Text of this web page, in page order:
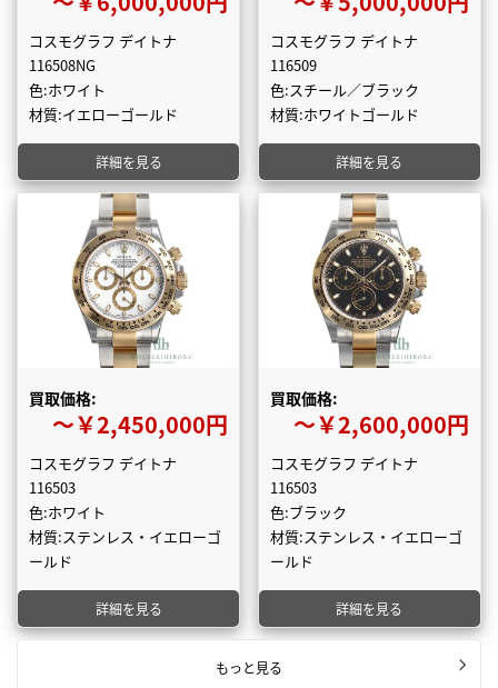
コスモグラフ デイトナ
116508NG
色:ホワイト
材質:イエローゴールド
詳細を見る
コスモグラフ デイトナ
116509
色:スチール／ブラック
材質:ホワイトゴールド
詳細を見る
買取価格:
〜￥2,450,000円
コスモグラフ デイトナ
116503
色:ホワイト
材質:ステンレス・イエローゴ
ールド
詳細を見る
買取価格:
〜￥2,600,000円
コスモグラフ デイトナ
116503
色:ブラック
材質:ステンレス・イエローゴ
ールド
詳細を見る
もっと見る